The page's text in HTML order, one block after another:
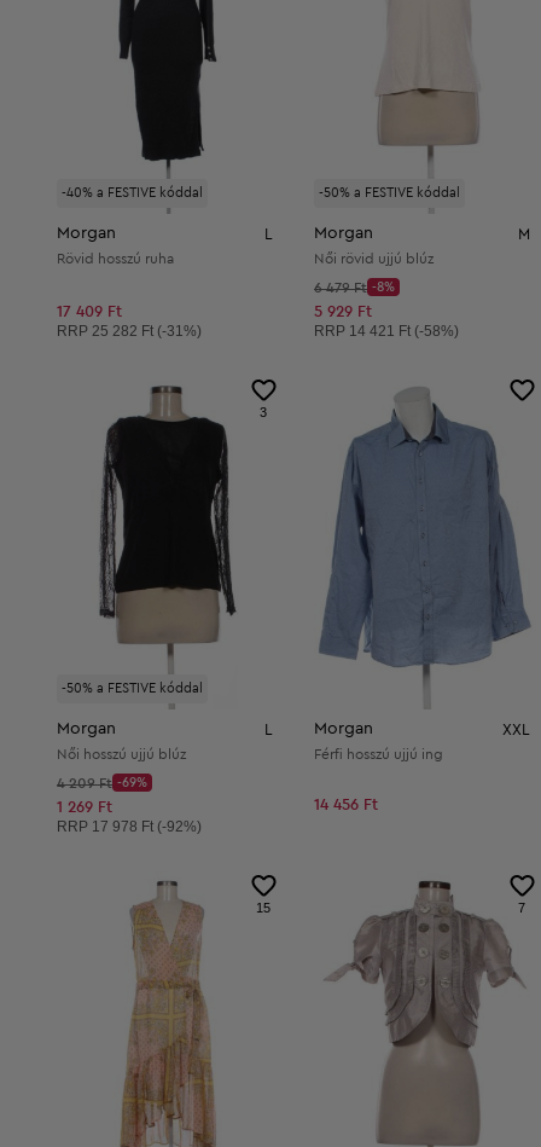
-40% a FESTIVE kóddal
Morgan L
Rövid hosszú ruha
17 409 Ft
Ajánlott ár:
RRP 25 282 Ft (-31%)
-50% a FESTIVE kóddal
Morgan M
Női rövid ujjú blúz
Kezdő ár:
6 479 Ft
Discount Price:
-8%
Csökkentett ár:
5 929 Ft
Ajánlott ár:
RRP 14 421 Ft (-58%)
-50% a FESTIVE kóddal
3
Morgan L
Női hosszú ujjú blúz
Kezdő ár:
4 209 Ft
Discount Price:
-69%
Csökkentett ár:
1 269 Ft
Ajánlott ár:
RRP 17 978 Ft (-92%)
Morgan XXL
Férfi hosszú ujjú ing
14 456 Ft
15 7